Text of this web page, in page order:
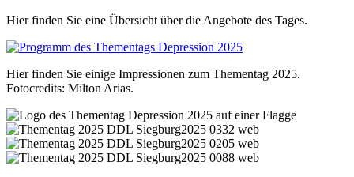
Hier finden Sie eine Übersicht über die Angebote des Tages.
Hier finden Sie einige Impressionen zum Thementag 2025.
Fotocredits: Milton Arias.